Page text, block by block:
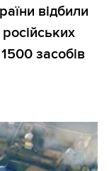
відбили
засобів